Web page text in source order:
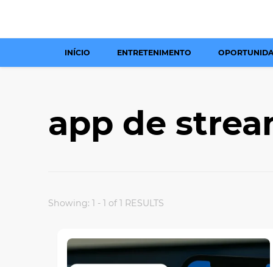
INÍCIO
ENTRETENIMENTO
app de
Showing: 1 - 1 of 1 RESULTS